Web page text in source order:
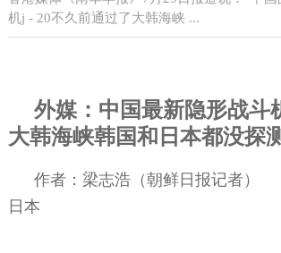
机j - 20不久前通过了大韩海峡 ...
外媒：中国最新隐形战斗
大韩海峡韩国和日本都没探
作者：梁志浩（朝鲜日报记者）
日本